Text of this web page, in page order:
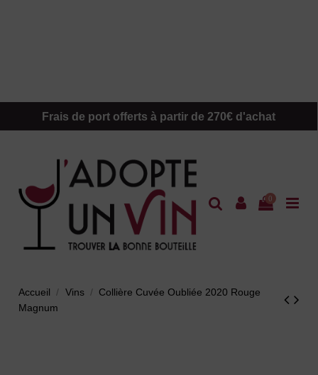
Frais de port offerts à partir de 270€ d'achat
0
Accueil Vins
Collière Cuvée Oubliée 2020 Rouge
Magnum